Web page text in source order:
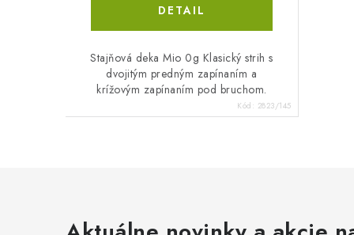
DETAIL
Stajňová deka Mio 0g Klasický strih s
dvojitým predným zapínaním a
krížovým zapínaním pod bruchom.
Kód: 2823/145